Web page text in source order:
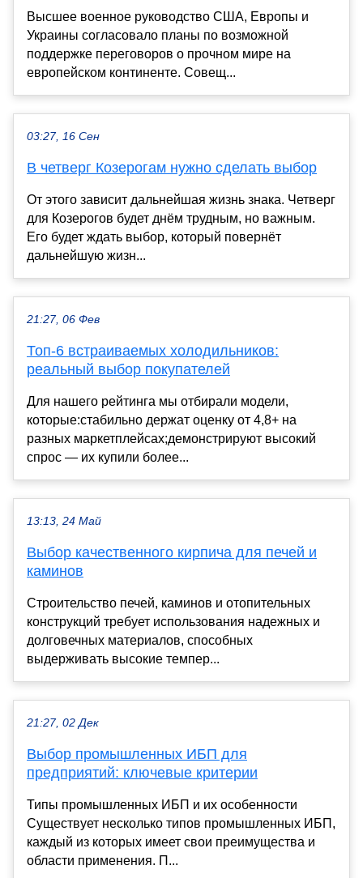
Высшее военное руководство США, Европы и
Украины согласовало планы по возможной
поддержке переговоров о прочном мире на
европейском континенте. Совещ...
03:27, 16 Сен
В четверг Козерогам нужно сделать выбор
От этого зависит дальнейшая жизнь знака. Четверг
для Козерогов будет днём трудным, но важным.
Его будет ждать выбор, который повернёт
дальнейшую жизн...
21:27, 06 Фев
Топ-6 встраиваемых холодильников:
реальный выбор покупателей
Для нашего рейтинга мы отбирали модели,
которые:стабильно держат оценку от 4,8+ на
разных маркетплейсах;демонстрируют высокий
спрос ― их купили более...
13:13, 24 Май
Выбор качественного кирпича для печей и
каминов
Строительство печей, каминов и отопительных
конструкций требует использования надежных и
долговечных материалов, способных
выдерживать высокие темпер...
21:27, 02 Дек
Выбор промышленных ИБП для
предприятий: ключевые критерии
Типы промышленных ИБП и их особенности
Существует несколько типов промышленных ИБП,
каждый из которых имеет свои преимущества и
области применения. П...